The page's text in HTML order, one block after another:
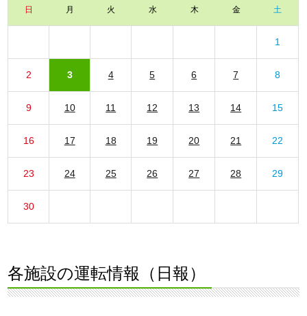
日 月 火 水 木 金 土
1
2 3 4 5 6 7 8
9 10 11 12 13 14 15
16 17 18 19 20 21 22
23 24 25 26 27 28 29
30
各施設の運転情報（日報）